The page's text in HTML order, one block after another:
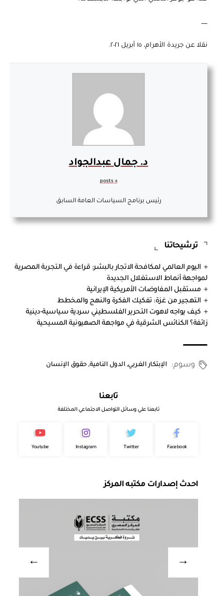
ــــــ
نقلا عن جريدة الأهرام، ١٥ أبريل ٢٠٢١.
د. جمال عبدالجواد
رئيس برنامج السياسات العامة السابق
ترشيحاتنا
اليوم العالمي لمكافحة الاتجار بالبشر: قراءة في التجربة المصرية
لمواجهة أنماط الاستغلال الجديدة
مستقبل المفاوضات الأمريكية الإيرانية
التهجير من غزة: تفكيك الفكرة والنهج والمخطط
كيف يواجه لاهوت التحرير الفلسطيني سردية سياسية-دينية
زائفة؟ الكنائس الشرقية في مواجهة الصهيونية المسيحية
وسوم: الإبتكار الغربي, الدول النامية,حقوق الإنسان
تابعنا
تابعنا علي وسائل التواصل الاجتماعي المختلفة
Facebook
Twitter
Instagram
Youtube
احدث إصدارات مكتبه المركز